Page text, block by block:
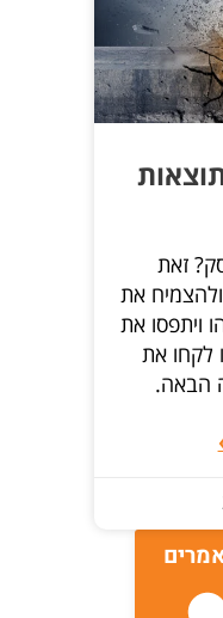
זאת
את
את
את